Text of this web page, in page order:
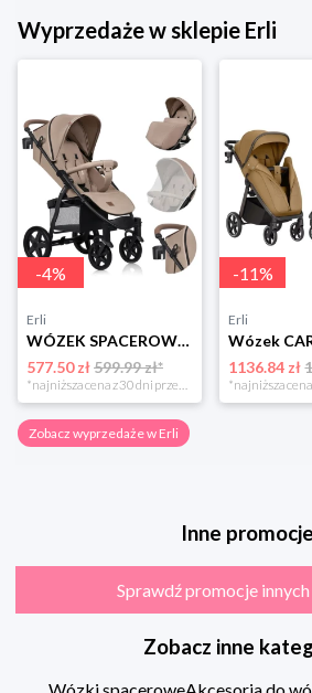
Wyprzedaże w sklepie Erli
-4%
Erli
WÓZEK SPACEROWY DO 22KG DUŻE BEZOBSŁUGOWE KOŁA + Moskitiera LIONELO ANNET
577.50 zł599.99 zł*
*najniższa cena z 30 dni przed obniżką
-11%
Erli
1136.84 zł
Zobacz wyprzedaże w Erli
Inne promocje
Sprawdź promocje
Zobacz inne